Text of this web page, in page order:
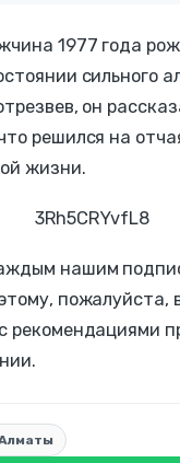
1977 года
сильного
он
решился на
жизни.
3Rh5CRYvfL8
нашим
пожалуйста,
рекомендациями